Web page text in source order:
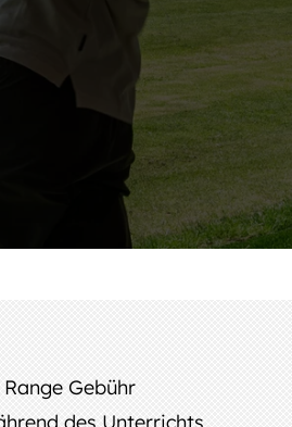
Gebühr